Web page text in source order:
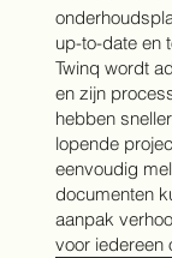
up-to-date en
Twinq wordt
en zijn
hebben
lopende
eenvoudig
documenten
aanpak
voor iedereen